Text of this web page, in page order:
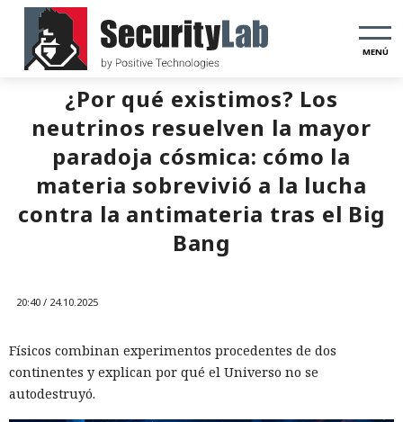
MENÚ
¿Por qué existimos? Los
neutrinos resuelven la mayor
paradoja cósmica: cómo la
materia sobrevivió a la lucha
contra la antimateria tras el Big
Bang
20:40 / 24.10.2025
Físicos combinan experimentos procedentes de dos
continentes y explican por qué el Universo no se
autodestruyó.